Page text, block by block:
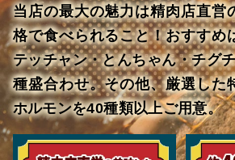
当店の最大の魅力は精肉店直営
格で食べられること！おすすめ
テッチャン・とんちゃん・チグ
種盛合わせ。その他、厳選した
ホルモンを40種類以上ご用意。